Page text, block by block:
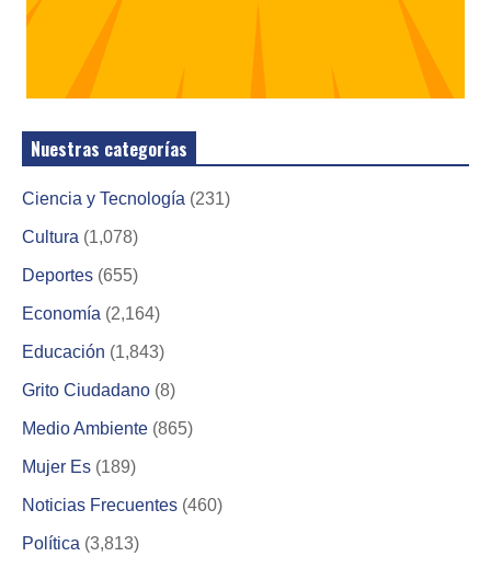
Nuestras categorías
Ciencia y Tecnología (231)
Cultura (1,078)
Deportes (655)
Economía (2,164)
Educación (1,843)
Grito Ciudadano (8)
Medio Ambiente (865)
Mujer Es (189)
Noticias Frecuentes (460)
Política (3,813)